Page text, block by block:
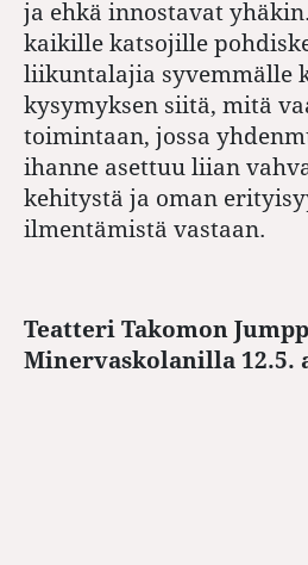
ja ehkä innostavat
kaikille katsojille
liikuntalajia syvemmälle
kysymyksen siitä, mitä
toimintaan, jossa
ihanne asettuu liian
kehitystä ja oman
ilmentämistä vastaan.
Teatteri Takomon
Minervaskolanilla 12.5.